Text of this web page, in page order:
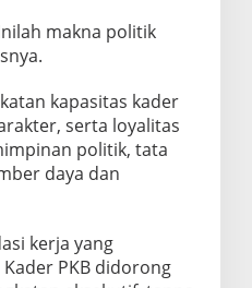
makna politik
kapasitas kader
serta loyalitas
politik, tata
daya dan
kerja yang
PKB didorong